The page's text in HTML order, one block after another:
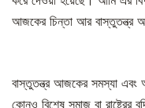
আজকের চিন্তা আর বাস্তুতন্ত্র
বাস্তুতন্ত্র আজকের সমস্যা এবং
কোনও বিশেষ সমাজ বা রাষ্ট্রের